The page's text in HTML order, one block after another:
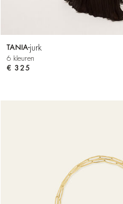
TANIA jurk
6 kleuren
€ 325